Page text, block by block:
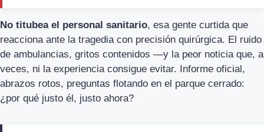
No titubea el personal sanitario, esa gente curtida que
reacciona ante la tragedia con precisión quirúrgica. El ruido
de ambulancias, gritos contenidos —y la peor noticia que, a
veces, ni la experiencia consigue evitar. Informe oficial,
abrazos rotos, preguntas flotando en el parque cerrado:
¿por qué justo él, justo ahora?